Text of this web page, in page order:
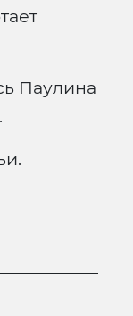
Паулина